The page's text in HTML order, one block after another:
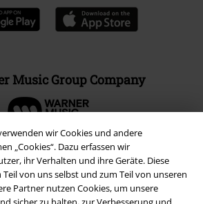
wir Cookies und andere
„Cookies“. Dazu erfassen wir
ihr Verhalten und ihre Geräte. Diese
von uns selbst und zum Teil von unseren
Partner nutzen Cookies, um unsere
Music Group Company